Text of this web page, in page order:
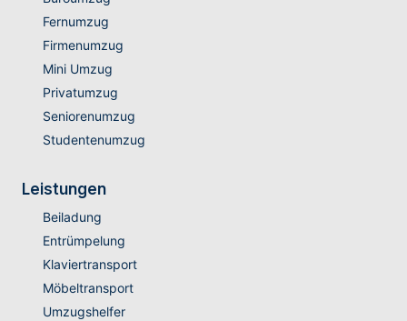
Fernumzug
Firmenumzug
Mini Umzug
Privatumzug
Seniorenumzug
Studentenumzug
Leistungen
Beiladung
Entrümpelung
Klaviertransport
Möbeltransport
Umzugshelfer